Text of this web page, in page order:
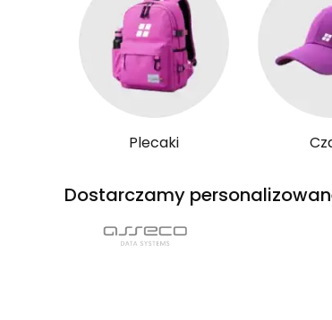
Plecaki
Dostarczamy